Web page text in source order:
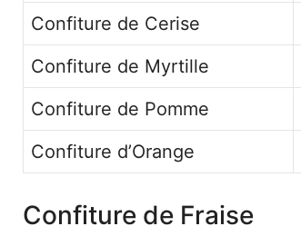
Confiture de Cerise
Confiture de Myrtille
Confiture de Pomme
Confiture d’Orange
Confiture de Fraise